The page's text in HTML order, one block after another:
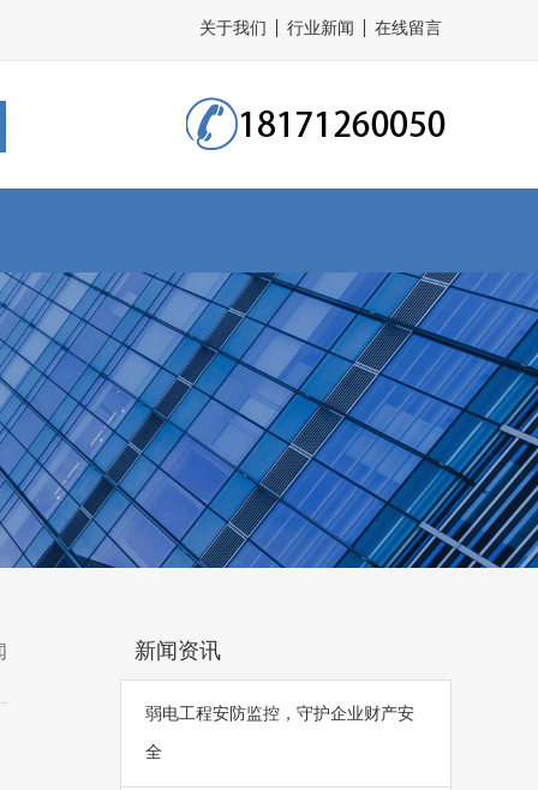
关于我们 行业新闻 在线留言
新闻资讯
弱电工程安防监控，守护企业财产安
全